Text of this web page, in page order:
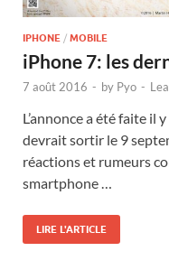
IPHONE / MOBILE
iPhone 7: les
7 août 2016 - by Pyo -
L’annonce a été faite il
devrait sortir le 9
réactions et rumeurs
smartphone …
LIRE L'ARTICLE